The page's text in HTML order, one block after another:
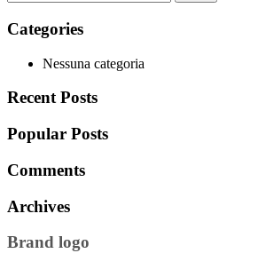
Categories
Nessuna categoria
Recent Posts
Popular Posts
Comments
Archives
Brand logo